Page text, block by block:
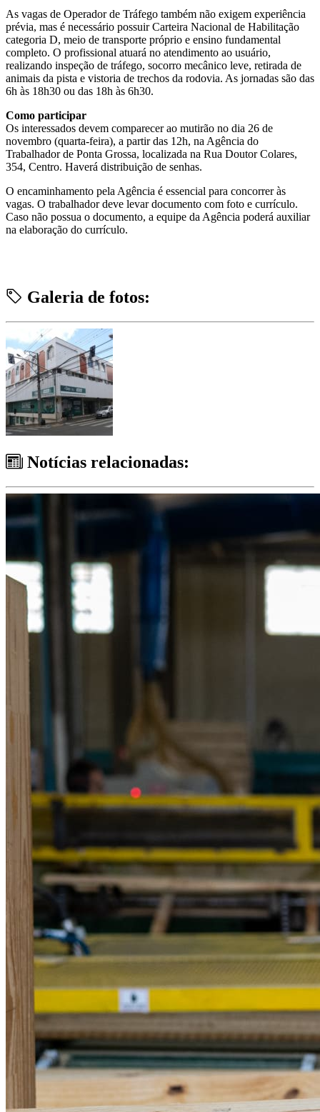
As vagas de Operador de Tráfego também não exigem experiência
prévia, mas é necessário possuir Carteira Nacional de Habilitação
categoria D, meio de transporte próprio e ensino fundamental
completo. O profissional atuará no atendimento ao usuário,
realizando inspeção de tráfego, socorro mecânico leve, retirada de
animais da pista e vistoria de trechos da rodovia. As jornadas são das
6h às 18h30 ou das 18h às 6h30.
Como participar
Os interessados devem comparecer ao mutirão no dia 26 de
novembro (quarta-feira), a partir das 12h, na Agência do
Trabalhador de Ponta Grossa, localizada na Rua Doutor Colares,
354, Centro. Haverá distribuição de senhas.
O encaminhamento pela Agência é essencial para concorrer às
vagas. O trabalhador deve levar documento com foto e currículo.
Caso não possua o documento, a equipe da Agência poderá auxiliar
na elaboração do currículo.
Galeria de fotos:
Notícias relacionadas: